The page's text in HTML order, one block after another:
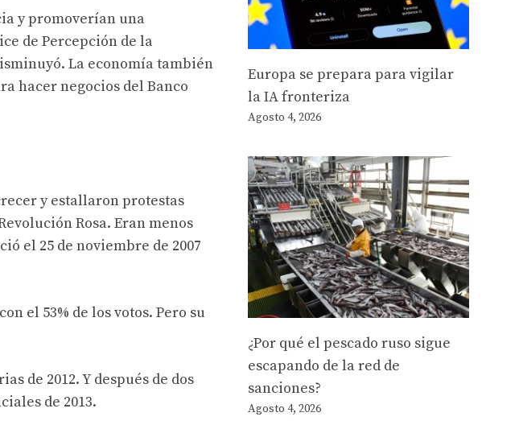
y promoverían una
de Percepción de la
La economía también
hacer negocios del Banco
y estallaron protestas
Rosa. Eran menos
el 25 de noviembre de 2007
el 53% de los votos. Pero su
de 2012. Y después de dos
de 2013.
Europa se prepara para vigilar
la IA fronteriza
Agosto 4, 2026
¿Por qué el pescado ruso sigue
escapando de la red de
sanciones?
Agosto 4, 2026